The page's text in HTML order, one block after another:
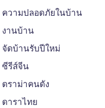
ความปลอดภัยในบ้าน
งานบ้าน
จัดบ้านรับปีใหม่
ซีรีส์จีน
ดราม่าคนดัง
ดาราไทย